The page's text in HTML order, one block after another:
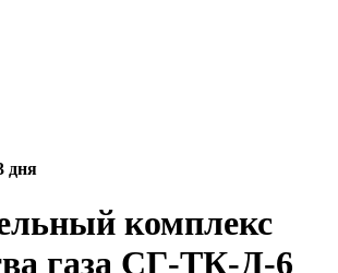
дня
комплекс
газа СГ-ТК-Д-6